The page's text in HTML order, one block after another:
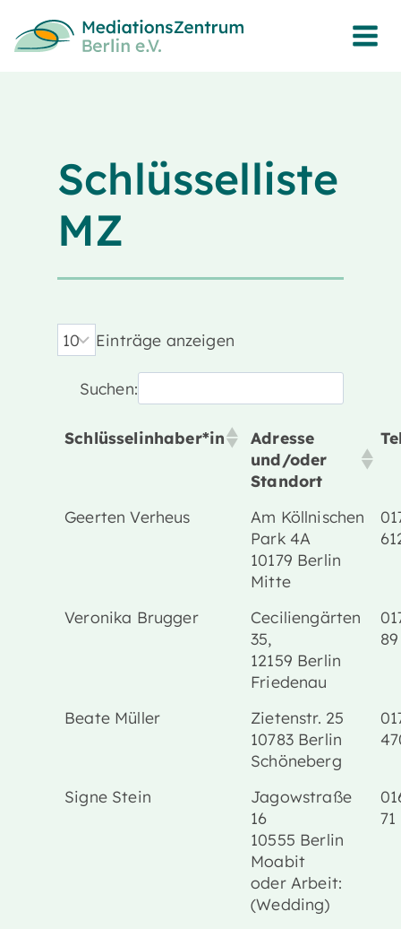
Inhalt
springen
Schlüsselliste
MZ
Einträge anzeigen
Suchen:
Schlüsselinhaber*in
Adresse
und/oder
Standort
Geerten Verheus
Am Köllnischen
Park 4A
10179 Berlin
Mitte
Veronika Brugger
Ceciliengärten
35,
12159 Berlin
Friedenau
89
Beate Müller
Zietenstr. 25
10783 Berlin
Schöneberg
Signe Stein
Jagowstraße
16
10555 Berlin
Moabit
oder Arbeit:
(Wedding)
71